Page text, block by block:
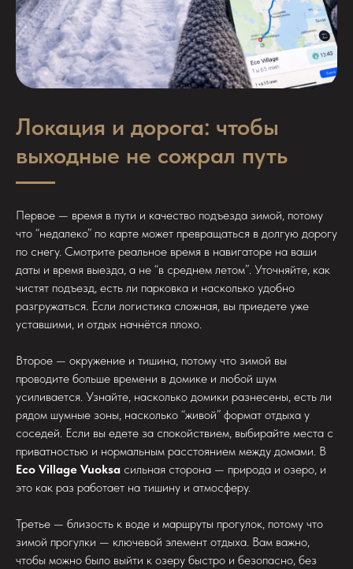
Локация и дорога: чтобы
выходные не сожрал путь
Первое — время в пути и качество подъезда зимой, потому
что “недалеко” по карте может превращаться в долгую дорогу
по снегу. Смотрите реальное время в навигаторе на ваши
даты и время выезда, а не “в среднем летом”. Уточняйте, как
чистят подъезд, есть ли парковка и насколько удобно
разгружаться. Если логистика сложная, вы приедете уже
уставшими, и отдых начнётся плохо.
Второе — окружение и тишина, потому что зимой вы
проводите больше времени в домике и любой шум
усиливается. Узнайте, насколько домики разнесены, есть ли
рядом шумные зоны, насколько “живой” формат отдыха у
соседей. Если вы едете за спокойствием, выбирайте места с
приватностью и нормальным расстоянием между домами. В
Eco Village Vuoksa сильная сторона — природа и озеро, и
это как раз работает на тишину и атмосферу.
Третье — близость к воде и маршруты прогулок, потому что
зимой прогулки — ключевой элемент отдыха. Вам важно,
чтобы можно было выйти к озеру быстро и безопасно, без